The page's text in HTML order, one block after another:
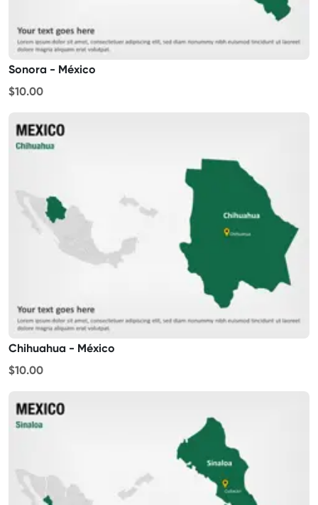
Sonora - México
$10.00
Chihuahua - México
$10.00